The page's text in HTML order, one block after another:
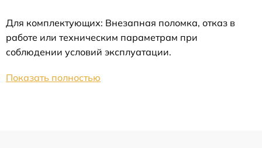
Для комплектующих: Внезапная поломка, отказ в
работе или техническим параметрам при
соблюдении условий эксплуатации.
Показать полностью